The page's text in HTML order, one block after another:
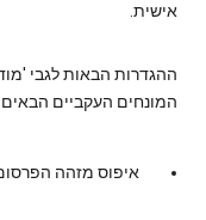
אישית.
ההגדרות הבאות לגבי
המונחים העקביים
איפוס מזהה